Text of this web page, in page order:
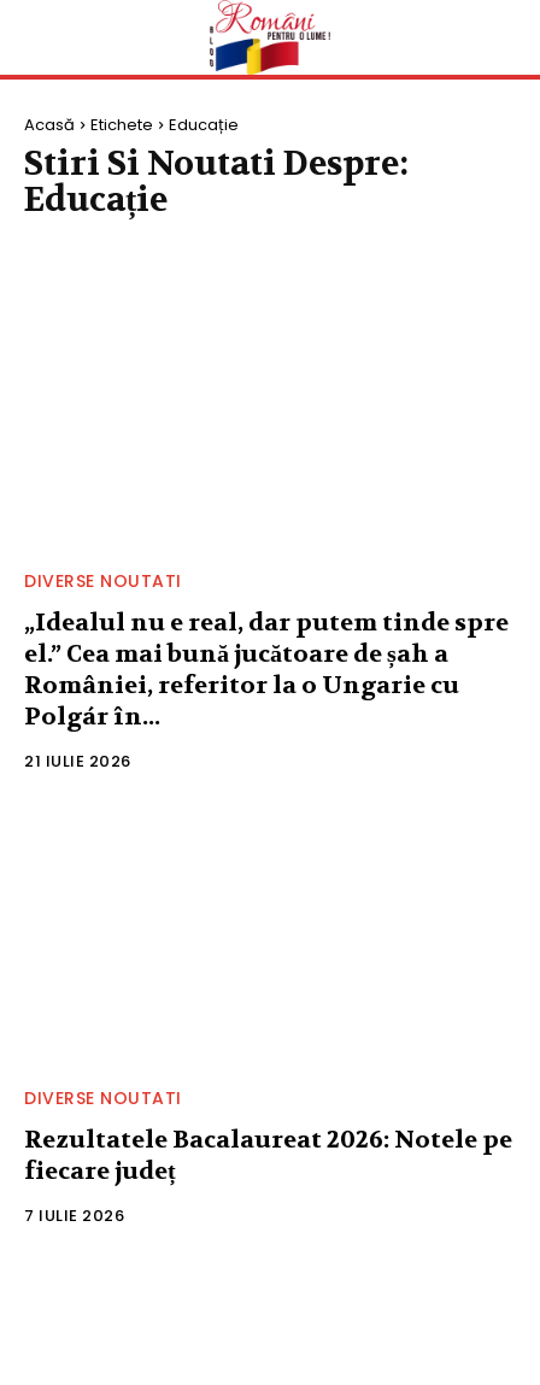
Acasă Etichete Educație
Stiri Si Noutati Despre:
Educație
DIVERSE NOUTATI
„Idealul nu e real, dar putem tinde spre
el.” Cea mai bună jucătoare de șah a
României, referitor la o Ungarie cu
Polgár în...
21 IULIE 2026
DIVERSE NOUTATI
Rezultatele Bacalaureat 2026: Notele pe
fiecare județ
7 IULIE 2026